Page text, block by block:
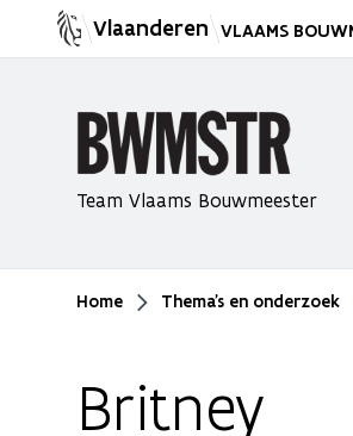
Vlaanderen VLAAMS
Team Vlaams Bouwmeester
Je bent hier
Home Thema's en onderzoek
Britney